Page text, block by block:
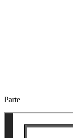
Parte